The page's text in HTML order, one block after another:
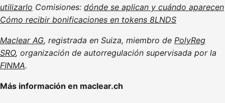
utilizarlo Comisiones: dónde se aplican y cuándo aparecen
Cómo recibir bonificaciones en tokens 8LNDS
Maclear AG, registrada en Suiza, miembro de PolyReg
SRO, organización de autorregulación supervisada por la
FINMA.
Más información en maclear.ch